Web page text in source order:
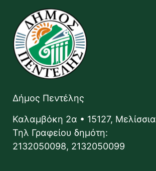
Δήμος Πεντέλης
Καλαμβόκη 2α • 15127, Μελίσσια
Τηλ Γραφείου δημότη:
2132050098, 2132050099